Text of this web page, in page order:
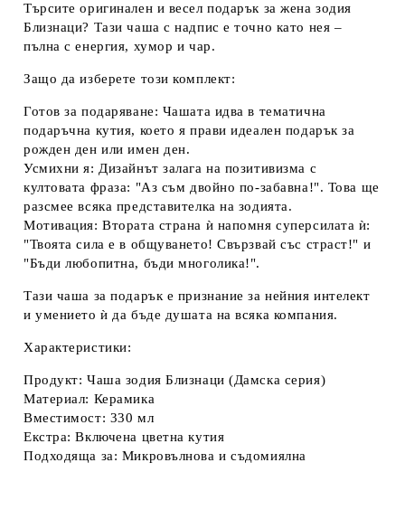
Търсите оригинален и веселподарък за жена зодия
Близнаци? Тазичаша с надпис е точно като нея –
пълна с енергия, хумор и чар.
Защо да изберете този комплект:
Готов за подаряване: Чашата идва в тематична
подаръчна кутия, което я прави идеален подарък за
рожден ден или имен ден.
Усмихни я: Дизайнът залага на позитивизма с
култовата фраза: "Аз съм двойно по-забавна!". Това ще
разсмее всяка представителка на зодията.
Мотивация: Втората страна ѝ напомня суперсилата ѝ:
"Твоята сила е в общуването! Свързвай със страст!" и
"Бъди любопитна, бъди многолика!".
Тази чаша за подарък е признание за нейния интелект
и умението ѝ да бъде душата на всяка компания.
Характеристики:
Продукт:Чаша зодия Близнаци (Дамска серия)
Материал: Керамика
Вместимост: 330 мл
Екстра:Включена цветна кутия
Подходяща за: Микровълнова и съдомиялна